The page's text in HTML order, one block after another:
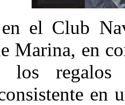
el Club
Marina, en
los regalos